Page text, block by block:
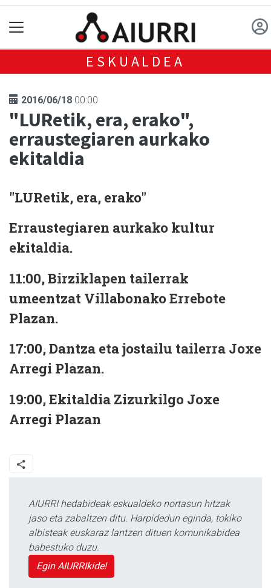
ESKUALDEA
2016/06/18 00:00
"LURetik, era, erako",
erraustegiaren aurkako
ekitaldia
"LURetik, era, erako"
Erraustegiaren aurkako kultur
ekitaldia.
11:00, Birziklapen tailerrak
umeentzat Villabonako Errebote
Plazan.
17:00, Dantza eta jostailu tailerra Joxe
Arregi Plazan.
19:00, Ekitaldia Zizurkilgo Joxe
Arregi Plazan
AIURRI hedabideak eskualdeko nortasun hitzak
jaso eta zabaltzen ditu. Harpidedun eginda, tokiko
albisteak euskaraz lantzen dituen komunikabidea
babestuko duzu.
Egin AIURRIkide!